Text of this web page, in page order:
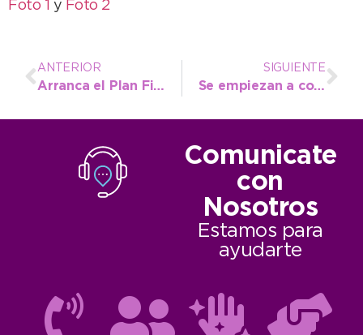
Foto 1 y Foto 2
ANTERIOR
Arranca el Plan FinEs en el Polo Productivo
SIGUIENTE
Se empiezan a colocar los chips a perros castrados y mordedores
Comunicate
con
Nosotros
Estamos para
ayudarte